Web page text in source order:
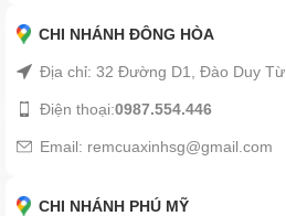
CHI NHÁNH ĐÔNG HÒA
Địa chỉ: 32 Đường D1, Đào Duy
Điện thoại:0987.554.446
Email: remcuaxinhsg@gmail.com
CHI NHÁNH PHÚ MỸ